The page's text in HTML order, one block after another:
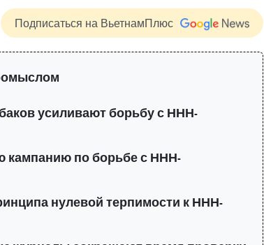
Подписаться на ВьетнамПлюс
усиливают борьбу с ННН-
кампанию по борьбе с ННН-
нулевой терпимости к ННН-